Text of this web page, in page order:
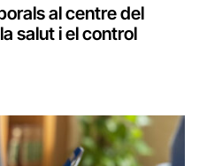
al centre del
salut i el control